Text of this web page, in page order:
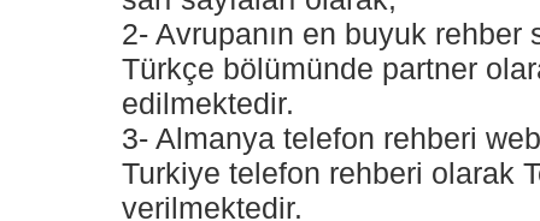
2- Avrupanın en buyuk rehber
Türkçe bölümünde partner
edilmektedir.
3- Almanya telefon rehberi
Turkiye telefon rehberi olarak
verilmektedir.